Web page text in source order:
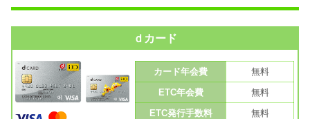
ｄカード
カード年会費
無料
ETC年会費
無料
ETC発行手数料
無料